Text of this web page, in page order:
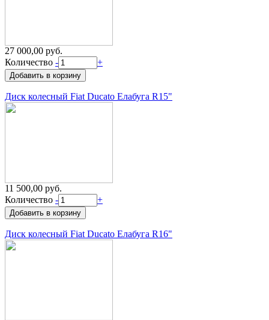
27 000,00 руб.
Количество - +
Диск колесный Fiat Ducato Елабуга R15"
11 500,00 руб.
Количество - +
Диск колесный Fiat Ducato Елабуга R16"